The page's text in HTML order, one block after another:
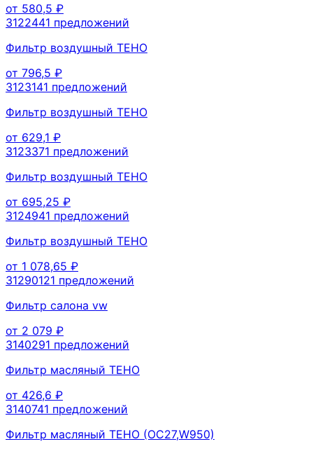
от 580,5 ₽
3122441 предложений
Фильтр воздушный TEHO
от 796,5 ₽
3123141 предложений
Фильтр воздушный TEHO
от 629,1 ₽
3123371 предложений
Фильтр воздушный TEHO
от 695,25 ₽
3124941 предложений
Фильтр воздушный TEHO
от 1 078,65 ₽
31290121 предложений
Фильтр салона vw
от 2 079 ₽
3140291 предложений
Фильтр масляный TEHO
от 426,6 ₽
3140741 предложений
Фильтр масляный TEHO (OC27,W950)